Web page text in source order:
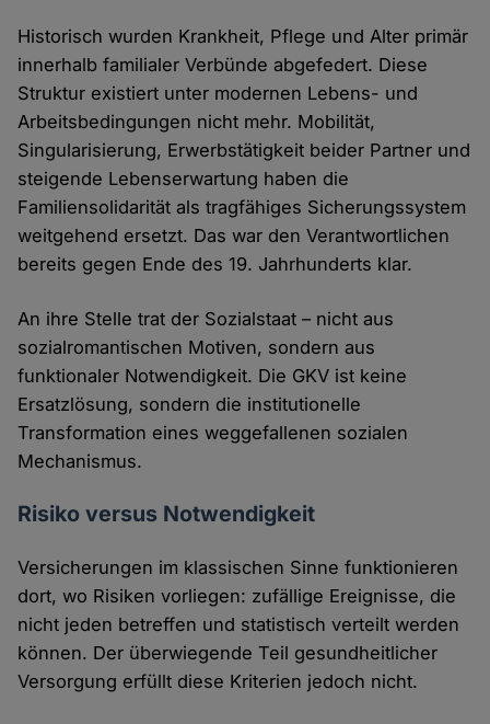
Historisch wurden Krankheit, Pflege und Alter primär
innerhalb familialer Verbünde abgefedert. Diese
Struktur existiert unter modernen Lebens- und
Arbeitsbedingungen nicht mehr. Mobilität,
Singularisierung, Erwerbstätigkeit beider Partner und
steigende Lebenserwartung haben die
Familiensolidarität als tragfähiges Sicherungssystem
weitgehend ersetzt. Das war den Verantwortlichen
bereits gegen Ende des 19. Jahrhunderts klar.
An ihre Stelle trat der Sozialstaat – nicht aus
sozialromantischen Motiven, sondern aus
funktionaler Notwendigkeit. Die GKV ist keine
Ersatzlösung, sondern die institutionelle
Transformation eines weggefallenen sozialen
Mechanismus.
Risiko versus Notwendigkeit
Versicherungen im klassischen Sinne funktionieren
dort, wo Risiken vorliegen: zufällige Ereignisse, die
nicht jeden betreffen und statistisch verteilt werden
können. Der überwiegende Teil gesundheitlicher
Versorgung erfüllt diese Kriterien jedoch nicht.